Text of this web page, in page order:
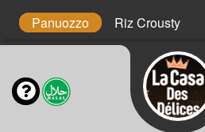
Panuozzo Riz Crousty